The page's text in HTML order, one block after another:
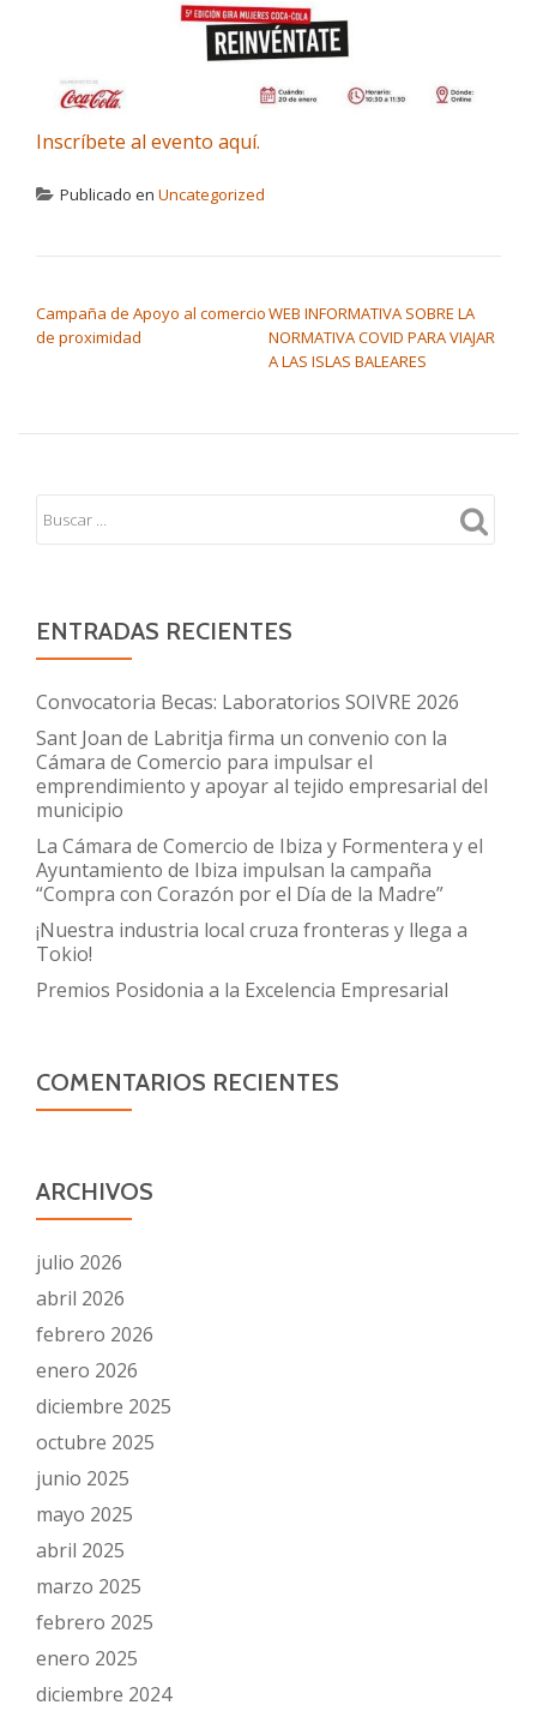
Inscríbete al evento aquí.
Publicado en Uncategorized
Campaña de Apoyo al comercio
de proximidad
WEB INFORMATIVA SOBRE LA
NORMATIVA COVID PARA VIAJAR
A LAS ISLAS BALEARES
ENTRADAS RECIENTES
Convocatoria Becas: Laboratorios SOIVRE 2026
Sant Joan de Labritja firma un convenio con la
Cámara de Comercio para impulsar el
emprendimiento y apoyar al tejido empresarial del
municipio
La Cámara de Comercio de Ibiza y Formentera y el
Ayuntamiento de Ibiza impulsan la campaña
“Compra con Corazón por el Día de la Madre”
¡Nuestra industria local cruza fronteras y llega a
Tokio!
Premios Posidonia a la Excelencia Empresarial
COMENTARIOS RECIENTES
ARCHIVOS
julio 2026
abril 2026
febrero 2026
enero 2026
diciembre 2025
octubre 2025
junio 2025
mayo 2025
abril 2025
marzo 2025
febrero 2025
enero 2025
diciembre 2024